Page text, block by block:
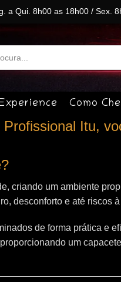
a Qui. 8h00 as 18h00 / Sex.
Search
input
Como
Itu,
criando um ambiente
desconforto e até riscos
de forma prática e
um